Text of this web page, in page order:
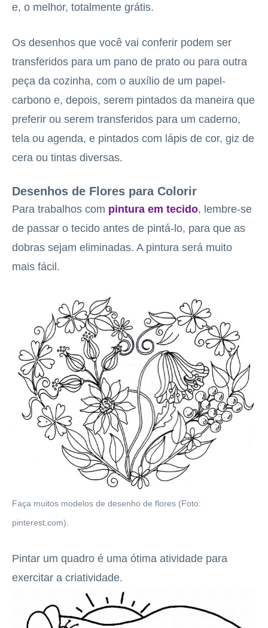
e, o melhor, totalmente grátis.
Os desenhos que você vai conferir podem ser
transferidos para um pano de prato ou para outra
peça da cozinha, com o auxílio de um papel-
carbono e, depois, serem pintados da maneira que
preferir ou serem transferidos para um caderno,
tela ou agenda, e pintados com lápis de cor, giz de
cera ou tintas diversas.
Desenhos de Flores para Colorir
Para trabalhos com pintura em tecido, lembre-se
de passar o tecido antes de pintá-lo, para que as
dobras sejam eliminadas. A pintura será muito
mais fácil.
Faça muitos modelos de desenho de flores (Foto:
pinterest.com).
Pintar um quadro é uma ótima atividade para
exercitar a criatividade.